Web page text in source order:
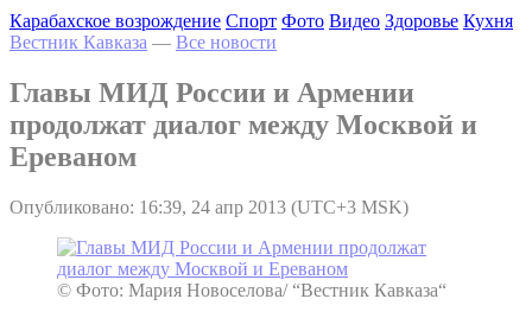
Карабахское возрождение Спорт Фото Видео Здоровье Кухня
Вестник Кавказа — Все новости
Главы МИД России и Армении
продолжат диалог между Москвой и
Ереваном
Опубликовано: 16:39, 24 апр 2013 (UTC+3 MSK)
© Фото: Мария Новоселова/ “Вестник Кавказа“